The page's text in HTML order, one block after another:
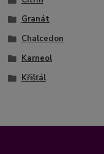
Granát
Chalcedon
Karneol
Křišťál